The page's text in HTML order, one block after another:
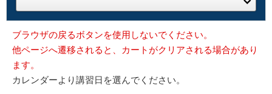
ブラウザの戻るボタンを使用しないでください。
他ページへ遷移されると、カートがクリアされる場合があり
ます。
カレンダーより講習日を選んでください。